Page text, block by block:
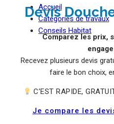
Accueil
Catégories de travaux
Conseils Habitat
Devis
Comparez les prix,
Recevez plusieurs devis
faire le bon choix,
C’EST RAPIDE,
Je compare les